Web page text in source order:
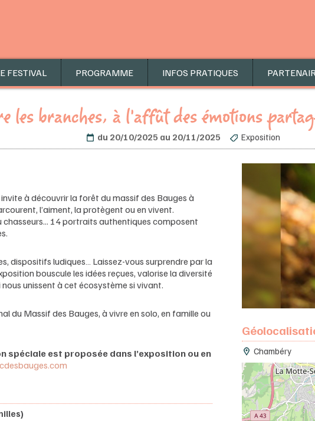
FESTIVAL PROGRAMME INFOS PRATIQUES
les branches, à l’affût des émotions
du 20/10/2025 au 20/11/2025 Exposition
à découvrir la forêt du massif des Bauges à
l’aiment, la protègent ou en vivent.
chasseurs... 14 portraits authentiques composent
dispositifs ludiques… Laissez-vous surprendre par la
bouscule les idées reçues, valorise la diversité
unissent à cet écosystème si vivant.
du Massif des Bauges, à vivre en solo, en famille ou
spéciale est proposée dans l’exposition ou en
Chambéry